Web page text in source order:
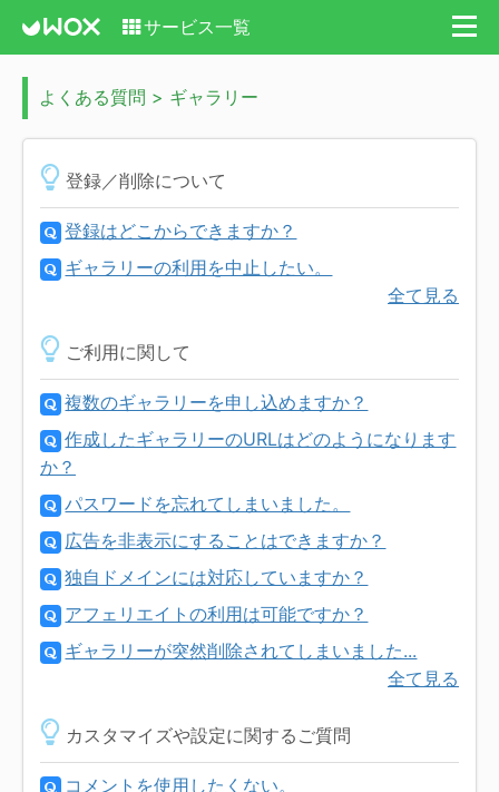
サービス一覧
よくある質問 > ギャラリー
登録／削除について
登録はどこからできますか？
ギャラリーの利用を中止したい。
全て見る
ご利用に関して
複数のギャラリーを申し込めますか？
作成したギャラリーのURLはどのようになります
か？
パスワードを忘れてしまいました。
広告を非表示にすることはできますか？
独自ドメインには対応していますか？
アフェリエイトの利用は可能ですか？
ギャラリーが突然削除されてしまいました...
全て見る
カスタマイズや設定に関するご質問
コメントを使用したくない。